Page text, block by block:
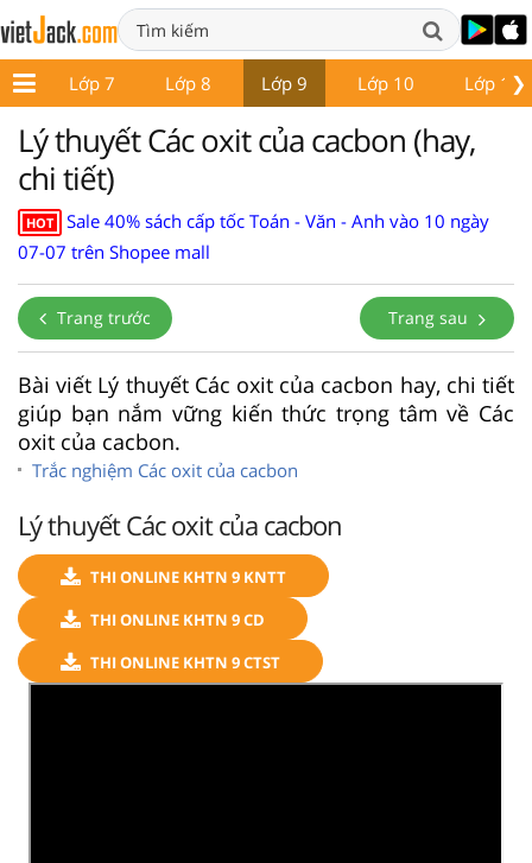
❯
6 Lớp 7 Lớp 8 Lớp 9 Lớp 10 Lớp 11
Lý thuyết Các oxit của cacbon (hay,
chi tiết)
HOT
Sale 40% sách cấp tốc Toán - Văn - Anh vào 10 ngày
07-07 trên Shopee mall
Trang trước Trang sau
Bài viết Lý thuyết Các oxit của cacbon hay, chi tiết
giúp bạn nắm vững kiến thức trọng tâm về Các
oxit của cacbon.
Trắc nghiệm Các oxit của cacbon
Lý thuyết Các oxit của cacbon
THI ONLINE KHTN 9 KNTT
THI ONLINE KHTN 9 CD
THI ONLINE KHTN 9 CTST